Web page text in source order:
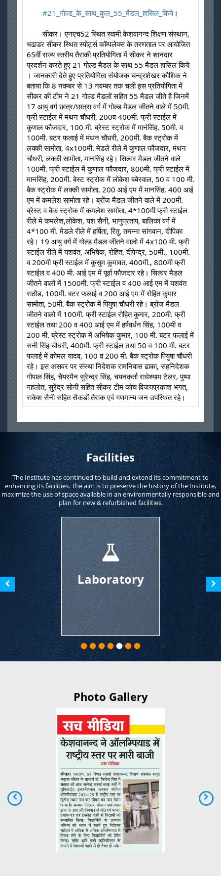
#21_गोल्ड_के_साथ_कुल_55_मैडल_हासिल_किये।
	सीकर। एनएच52 स्थित स्वामी केशवानन्द शिक्षण संस्थान,
भढाडर सीकर स्थित स्पोर्ट्स कॉम्पलेक्स के तरणताल पर आयोजित
65वीं राज्य स्तरीय तैराकी प्रतियोगिता में सीकर ने शानदार
प्रदर्शन करते हुए 21 गोल्ड मैडल के साथ 55 मैडल हासिल किये
। जानकारी देते हुए प्रतियोगिता संयोजक चन्द्रशेखर कौशिक ने
बताया कि 8 नवम्बर से 13 नवम्बर तक चली इस प्रतियोगिता में
सीकर की टीम ने 21 गोल्ड मैडलों सहित 55 मैडल जीते है जिनमें
17 आयु वर्ग छात्र/छात्रा वर्ग में गोल्ड मैडल जीतने वाले में 50मी.
फ्री स्टाईल में मंथन चौधरी, 200व 400मी. फ्री स्टाईल में
कुणाल फौजदार, 100 मी. ब्रेस्ट स्ट्रोक में मानंसिंह, 50मी. व
100मी. बटर फलाई में मंथन चौधरी, 200मी. बैक स्ट्रोक में
लक्की सामोता, 4x100मी. मेडले रीले में कुणाल फौजदार, मंथन
चौधरी, लक्की सामोता, मानसिंह रहे। सिल्वर मैडल जीतने वाले
100मी. फ्री स्टाईल में कुणाल फौजदार, 800मी. फ्री स्टाईल में
मानसिंह, 200मी. बेस्ट स्ट्रोक में लोकेश बबेरवाल, 50 व 100 मी.
बैक स्ट्रोक में लक्की सामोता, 200 आई एम में मानसिंह, 400 आई
एम में कमलेश सामोता रहे। ब्रोंज मैडल जीतने वाले में 200मी.
ब्रेस्ट व बैक स्ट्रोक में कमलेश सामोता, 4*100मी फ्री स्टाईल
रीले मे कमलेश,लोकेश, यश सैनी, भानुप्रताप, बालिका वर्ग में
4*100 मी. मेडले रीले में हर्षिता, रितु, तमन्ना सांगवान, दीपिका
रहे। 19 आयु वर्ग में गोल्ड मैडल जीतने वालो में 4x100 मी. फ्री
स्टाईल रीले में यशवंत, अभिषेक, रोहित, दीपेन्द्र, 50मी., 100मी.
व 200मी फ्री स्टाईल में कुसुम कुमावत, 400मी., 800मी फ्री
स्टाईल व 400 मी. आई एम में पूर्वा फौजदार रहे। सिल्वर मैडल
जीतने वालों में 1500मी. फ्री स्टाईल व 400 आई एम में यशवंत
राठौड, 100मी. बटर फलाई व 200 आई एम में रोहित कुमार
सामोता, 50मी. बैक स्ट्रोक में पियुषा चौधरी रहे। ब्रोंज मैडल
जीतने वालो में 100मी. फ्री स्टाईल रोहित कुमार, 200मी. फ्री
स्टाईल तथा 200 व 400 आई एम में हर्षवर्धन सिंह, 100मी व
200 मी. ब्रेस्ट स्ट्रोक में अभिषेक कुमार, 100 मी. बटर फलाई में
सनी सिंह चौधरी, 400मी. फ्री स्टाईल तथा 50 व 100 मी. बटर
फलाई में कोमल यादव, 100 व 200 मी. बैक स्ट्रोक पियुषा चौधरी
रहे। इस असवर पर संस्था निदेशक रामनिवास ढाका, सहनिदेशक
गोपाल सिंह, चैयरमैन सुरेन्द्र सिंह, चयनकर्ता राधेश्याम टेलर, पुष्पा
गहलोत, सुरेंद्र सोनी सहित सीकर टीम कोच विजयप्रकाश भगत,
राकेश सैनी सहित सैकडों तैराक एवं गणमान्य जन उपस्थित रहे।
Facilities
The Institute has continued to build and extend its commitment to
enhancing its facilities. The aim is to preserve the history of the Institute,
maximize the use of space available in an environmentally responsible and
plan for new & refurbished facilities.
Laboratory
Photo Gallery